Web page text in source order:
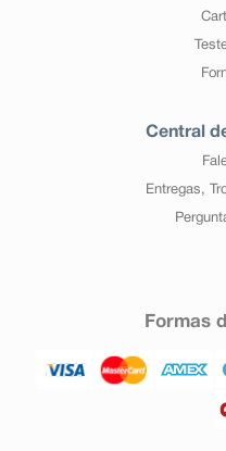
Central
Entregas,
Formas